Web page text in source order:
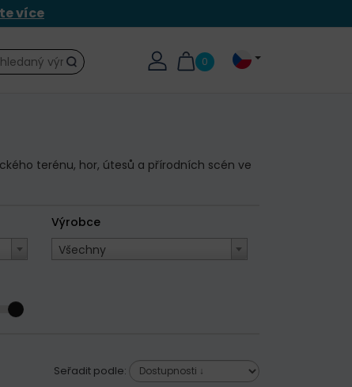
více
0
Hledat
terénu, hor, útesů a přírodních scén ve
Výrobce
Všechny
Seřadit podle: